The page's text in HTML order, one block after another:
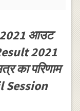
2021 आउट
2021
का परिणाम
Session